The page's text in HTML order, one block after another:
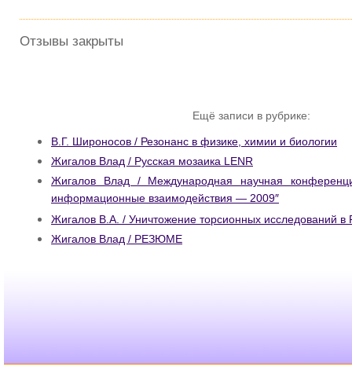
Отзывы закрыты
Ещё записи в рубрике:
В.Г. Широносов / Резонанс в физике, химии и биологии
Жигалов Влад / Русская мозаика LENR
Жигалов Влад / Международная научная
информационные взаимодействия — 2009″
Жигалов В.А. / Уничтожение торсионных исследований в
Жигалов Влад / РЕЗЮМЕ